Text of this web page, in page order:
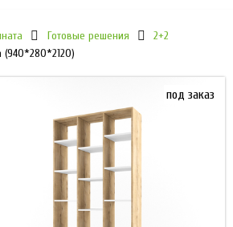
Готовые решения
2+2
(940*280*2120)
под заказ